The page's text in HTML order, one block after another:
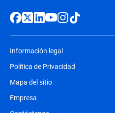
Información legal
Política de Privacidad
Mapa del sitio
Empresa